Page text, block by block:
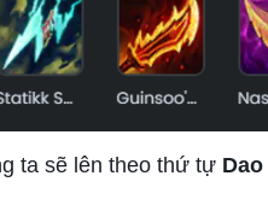
ta sẽ lên theo thứ tự